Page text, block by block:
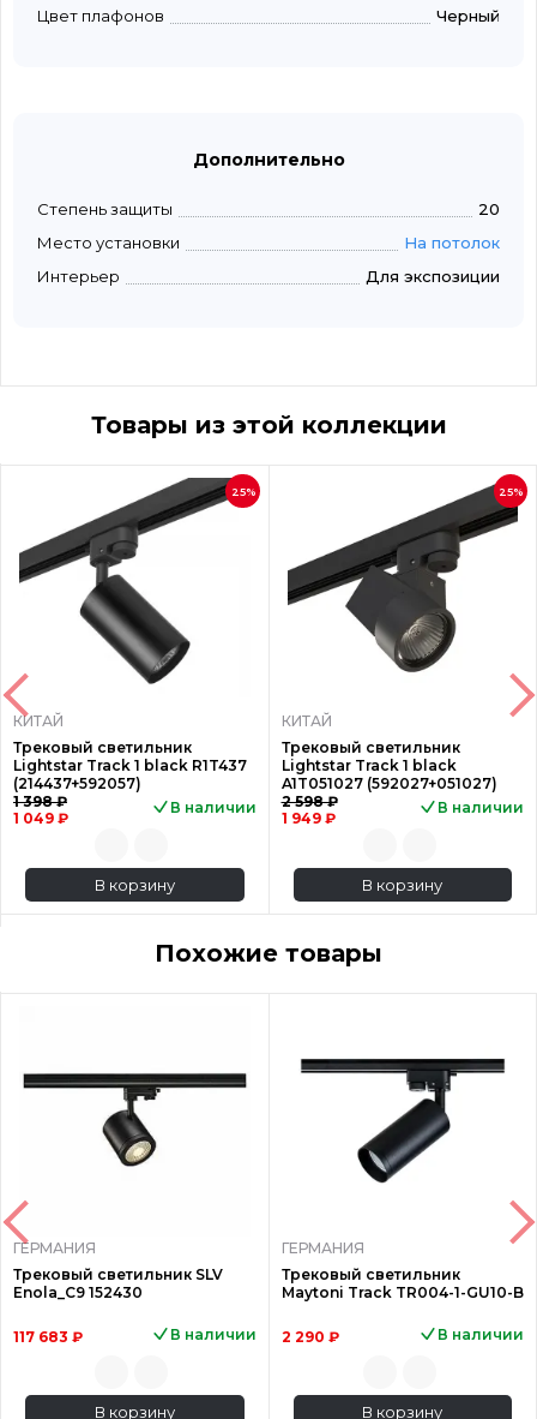
Цвет плафонов
Черный
Дополнительно
Степень защиты
20
Место установки
На потолок
Интерьер
Для экспозиции
Товары из этой коллекции
25%
КИТАЙ
Трековый светильник
Lightstar Track 1 black R1T437
(214437+592057)
1 398 ₽
1 049 ₽
В наличии
В корзину
25%
КИТАЙ
Трековый светильник
Lightstar Track 1 black
A1T051027 (592027+051027)
2 598 ₽
1 949 ₽
В наличии
В корзину
Похожие товары
ГЕРМАНИЯ
Трековый светильник SLV
Enola_C9 152430
117 683 ₽ В наличии
В корзину
ГЕРМАНИЯ
Трековый светильник
Maytoni Track TR004-1-GU10-B
2 290 ₽ В наличии
В корзину